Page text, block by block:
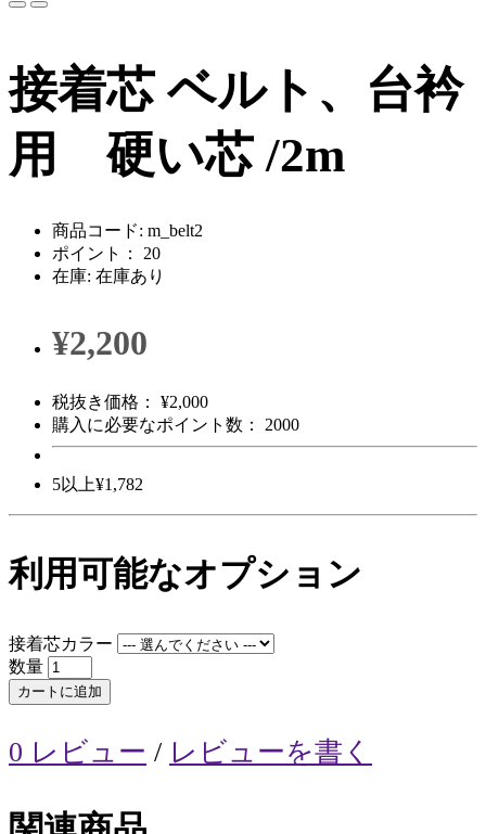
接着芯 ベルト、台衿
用 硬い芯 /2m
商品コード: m_belt2
ポイント： 20
在庫: 在庫あり
¥2,200
税抜き価格： ¥2,000
購入に必要なポイント数： 2000
5以上¥1,782
利用可能なオプション
接着芯カラー
数量
カートに追加
0 レビュー / レビューを書く